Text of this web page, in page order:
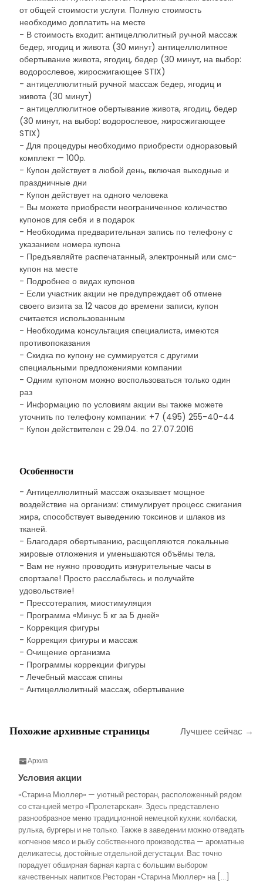
от общей стоимости услуги. Полную стоимость
необходимо доплатить на месте
- В стоимость входит: антицеллюлитный ручной массаж
бедер, ягодиц и живота (30 минут) антицеллюлитное
обертывание живота, ягодиц, бедер (30 минут, на выбор:
водорослевое, жиросжигающее STIX)
- антицеллюлитный ручной массаж бедер, ягодиц и
живота (30 минут)
- антицеллюлитное обертывание живота, ягодиц, бедер
(30 минут, на выбор: водорослевое, жиросжигающее
STIX)
- Для процедуры необходимо приобрести одноразовый
комплект — 100р.
- Купон действует в любой день, включая выходные и
праздничные дни
- Купон действует на одного человека
- Вы можете приобрести неограниченное количество
купонов для себя и в подарок
- Необходима предварительная запись по телефону с
указанием номера купона
- Предъявляйте распечатанный, электронный или смс-
купон на месте
- Подробнее о видах купонов
- Если участник акции не предупреждает об отмене
своего визита за 12 часов до времени записи, купон
считается использованным
- Необходима консультация специалиста, имеются
противопоказания
- Скидка по купону не суммируется с другими
специальными предложениями компании
- Одним купоном можно воспользоваться только один
раз
- Информацию по условиям акции вы также можете
уточнить по телефону компании: +7 (495) 255-40-44
- Купон действителен с 29.04. по 27.07.2016
Особенности
- Антицеллюлитный массаж оказывает мощное
воздействие на организм: стимулирует процесс сжигания
жира, способствует выведению токсинов и шлаков из
тканей.
- Благодаря обертыванию, расщепляются локальные
жировые отложения и уменьшаются объёмы тела.
- Вам не нужно проводить изнурительные часы в
спортзале! Просто расслабьтесь и получайте
удовольствие!
- Прессотерапия, миостимуляция
- Программа «Минус 5 кг за 5 дней»
- Коррекция фигуры
- Коррекция фигуры и массаж
- Очищение организма
- Программы коррекции фигуры
- Лечебный массаж спины
- Антицеллюлитный массаж, обертывание
Похожие архивные страницы Лучшее сейчас →
Архив
Условия акции
«Старина Мюллер» — уютный ресторан, расположенный рядом
со станцией метро «Пролетарская». Здесь представлено
разнообразное меню традиционной немецкой кухни: колбаски,
рулька, бургеры и не только. Также в заведении можно отведать
копченое мясо и рыбу собственного производства — ароматные
деликатесы, достойные отдельной дегустации. Вас точно
порадует обширная барная карта с большим выбором
качественных напитков.Ресторан «Старина Мюллер» на […]